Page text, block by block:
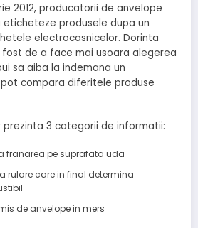
2012, producatorii de anvelope
produsele dupa un
electrocasnicelor. Dorinta
fost de a face mai usoara alegerea
sa aiba la indemana un
compara diferitele produse
3 categorii de informatii:
franarea pe suprafata uda
rulare care in final determina
de anvelope in mers